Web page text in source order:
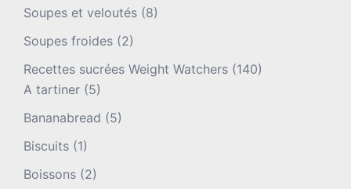
Soupes et veloutés (8)
Soupes froides (2)
Recettes sucrées Weight Watchers (140)
A tartiner (5)
Bananabread (5)
Biscuits (1)
Boissons (2)